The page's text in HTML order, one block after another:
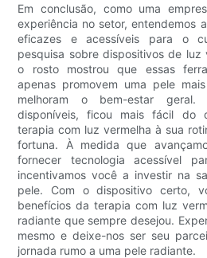
Em conclusão, como uma
experiência no setor, entendemos
eficazes e acessíveis para o
pesquisa sobre dispositivos de luz
o rosto mostrou que essas
apenas promovem uma pele
melhoram o bem-estar geral.
disponíveis, ficou mais fácil do
terapia com luz vermelha à sua
fortuna. À medida que
fornecer tecnologia acessível
incentivamos você a investir na
pele. Com o dispositivo certo,
benefícios da terapia com luz
radiante que sempre desejou.
mesmo e deixe-nos ser seu
jornada rumo a uma pele radiante.